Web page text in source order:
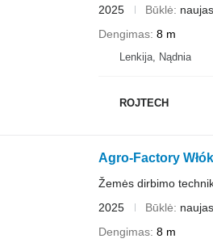
2025
Būklė
naujas
Dengimas 8 m
Lenkija, Nądnia
ROJTECH
Agro-Factory
Žemės dirbimo
2025
Būklė
naujas
Dengimas 8 m